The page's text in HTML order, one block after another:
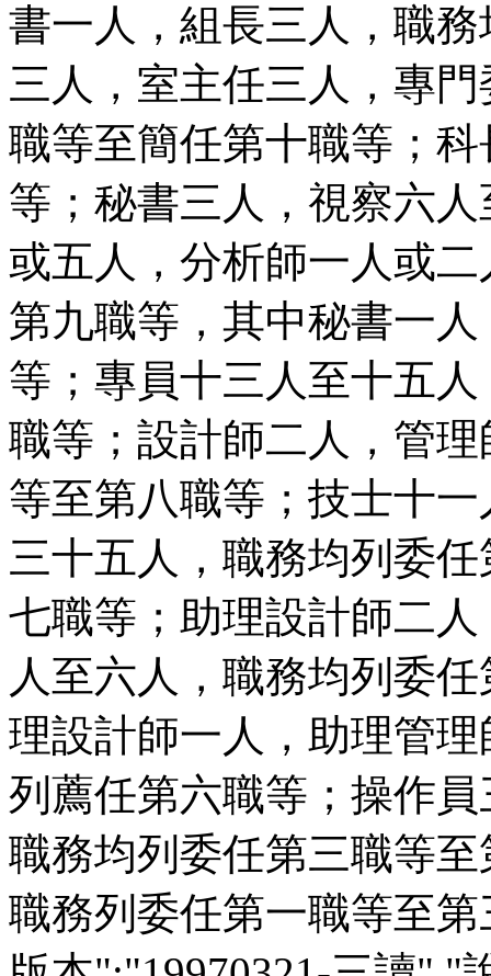
書一人，組長三人，職
三人，室主任三人，專
職等至簡任第十職等；
等；秘書三人，視察六
或五人，分析師一人或
第九職等，其中秘書一
等；專員十三人至十五
職等；設計師二人，管
等至第八職等；技士十
三十五人，職務均列委
七職等；助理設計師二
人至六人，職務均列委
理設計師一人，助理管
列薦任第六職等；操作
職務均列委任第三職等
職務列委任第一職等至